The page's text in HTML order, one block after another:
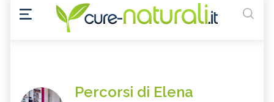
Percorsi di Elena